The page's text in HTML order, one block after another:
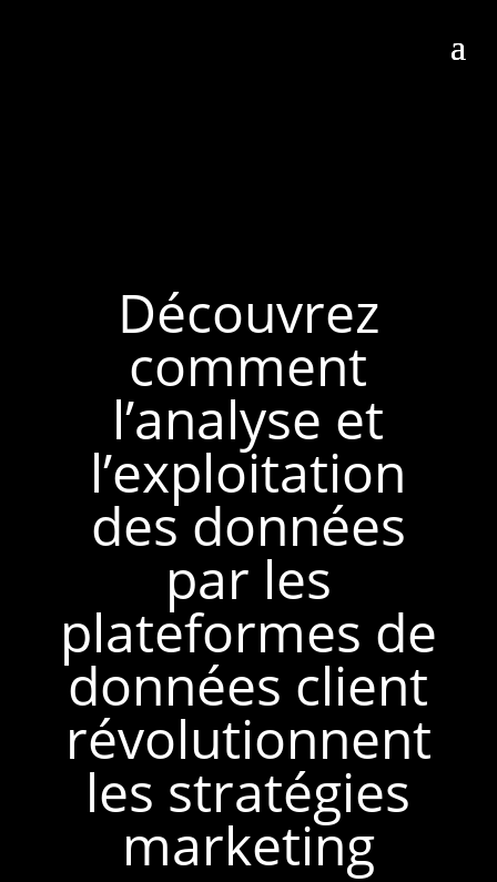
Découvrez
comment
l’analyse et
l’exploitation
des données
par les
plateformes de
données client
révolutionnent
les stratégies
marketing